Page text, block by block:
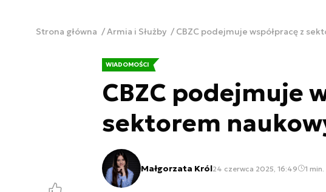
Strona główna Armia i Służby CBZC podejmuje współpracę z
WIADOMOŚCI
CBZC podejmuje
sektorem
Małgorzata Król24 czerwca 2025, 16:49 1 min.